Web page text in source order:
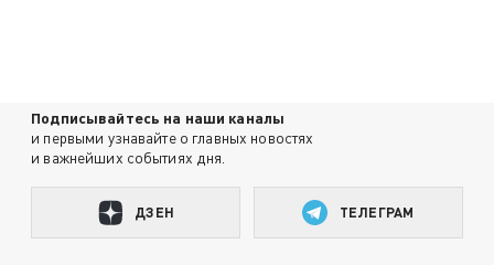
Подписывайтесь на наши каналы
и первыми узнавайте о главных новостях
и важнейших событиях дня.
ДЗЕН ТЕЛЕГРАМ